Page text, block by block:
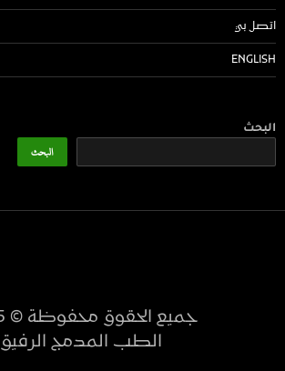
اتصل بي
ENGLISH
البحث
البحث
جميع الحقوق محفوظة © 2025
الطب المدمج الرفيق